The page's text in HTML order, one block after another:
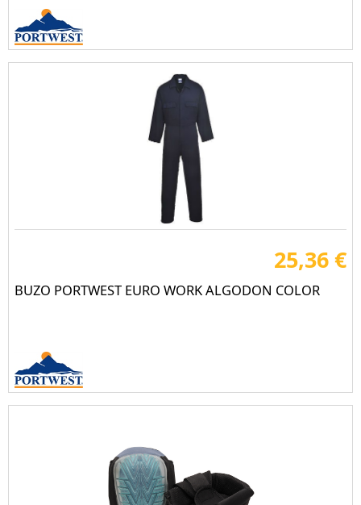
25,36 €
BUZO PORTWEST EURO WORK ALGODON COLOR